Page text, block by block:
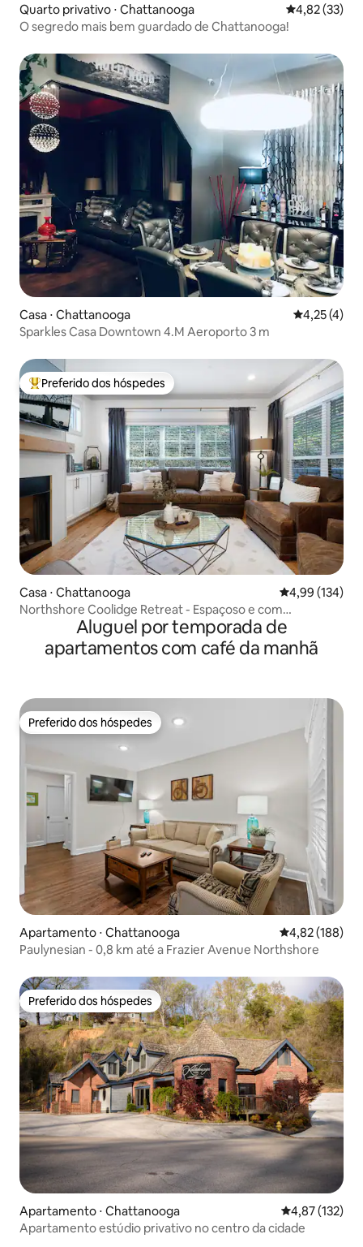
Quarto privativo ⋅ Chattanooga 4,82 de uma
4,82 (33)
O segredo mais bem guardado de Chattanooga!
Casa ⋅ Chattanooga 4,25 de
4,25 (4)
Sparkles Casa Downtown 4.M Aeroporto 3 m
Entre os melhores preferidos dos hóspedes
Preferido dos hóspedes
Casa ⋅ Chattanooga 4,99 de uma
4,99 (134)
Northshore Coolidge Retreat - Espaçoso e com
carregamento de veículos elétricos
Aluguel por temporada de
apartamentos com café da manhã
Preferido dos hóspedes
Preferido dos hóspedes
Apartamento ⋅ Chattanooga 4,82 de uma
4,82 (188)
Paulynesian - 0,8 km até a Frazier Avenue Northshore
Preferido dos hóspedes
Preferido dos hóspedes
Apartamento ⋅ Chattanooga 4,87 de uma
4,87 (132)
Apartamento estúdio privativo no centro da cidade